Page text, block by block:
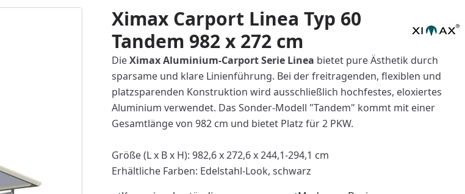
Ximax Carport Linea Typ 60
Tandem 982 x 272 cm
DieXimax Aluminium-Carport Serie Linea bietet pure Ästhetik durch
sparsame und klare Linienführung. Bei der freitragenden, flexiblen und
platzsparenden Konstruktion wird ausschließlich hochfestes, eloxiertes
Aluminium verwendet. Das Sonder-Modell "Tandem" kommt mit einer
Gesamtlänge von 982 cm und bietet Platz für 2 PKW.
Größe (L x B x H): 982,6 x 272,6 x 244,1-294,1 cm
Erhältliche Farben: Edelstahl-Look, schwarz